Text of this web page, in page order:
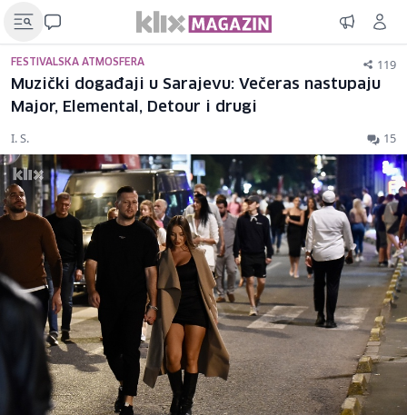
FESTIVALSKA ATMOSFERA 119
Muzički događaji u Sarajevu: Večeras nastupaju
Major, Elemental, Detour i drugi
I. S. 15